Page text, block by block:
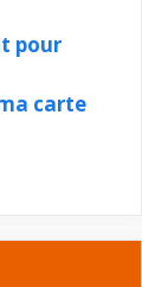
pour
carte